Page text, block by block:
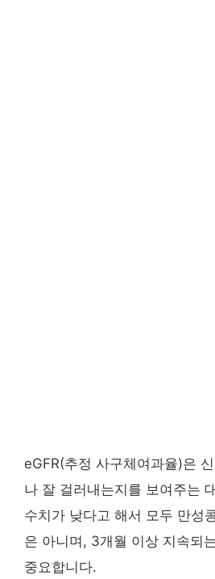
eGFR(추정 사구체여과율)은
나 잘 걸러내는지를 보여주는
수치가 낮다고 해서 모두 만성
은 아니며, 3개월 이상 지속되
중요합니다.